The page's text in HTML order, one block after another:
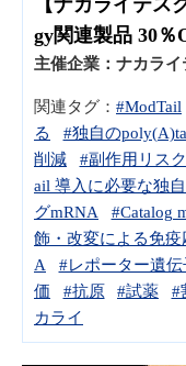
gy関連製品 30％
主催企業： ナカライ
関連タグ： #ModTail
る
#独自の
削減
#副作用リス
ail 導入に必要な独
グmRNA
#Catalog
飾・改変による免
A
#レポーター遺伝
価
#抗原 #試薬 #
カライ